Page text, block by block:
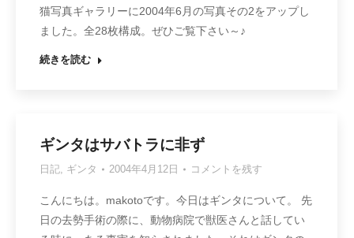
猫写真ギャラリーに2004年6月の写真その2をアップし
ました。全28枚構成。ぜひご覧下さい～♪
続きを読む
ギンタはサバトラに非ず
日記, ギンタ 2004年4月12日 コメントを残す
こんにちは。makotoです。今日はギンタについて。 先
日の去勢手術の際に、動物病院で獣医さんと話してい